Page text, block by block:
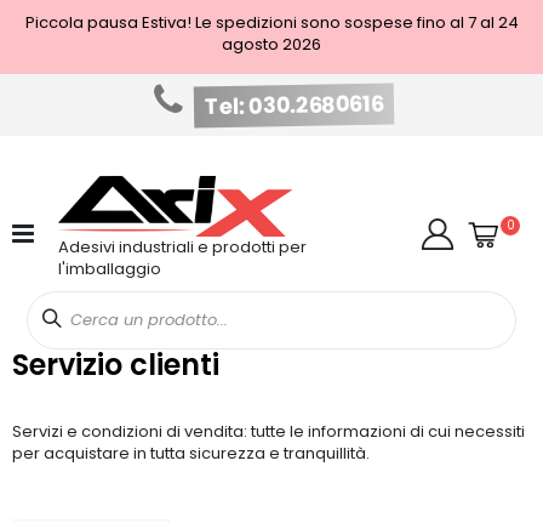
Piccola pausa Estiva! Le spedizioni sono sospese fino al 7 al 24
agosto 2026
Tel: 030.2680616
contenuto
Adesivi industriali e prodotti per
l'imballaggio
Cerca Cart
0
Servizio clienti
Servizi e condizioni di vendita: tutte le informazioni di cui necessiti
per acquistare in tutta sicurezza e tranquillità.